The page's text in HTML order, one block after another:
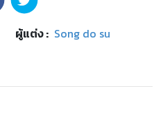
ผู้แต่ง : Song do su